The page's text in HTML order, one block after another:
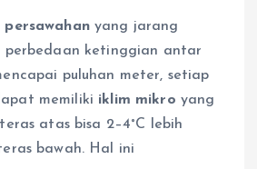
yang jarang
perbedaan ketinggian antar
puluhan meter, setiap
memiliki iklim mikro yang
atas bisa 2–4°C lebih
bawah. Hal ini